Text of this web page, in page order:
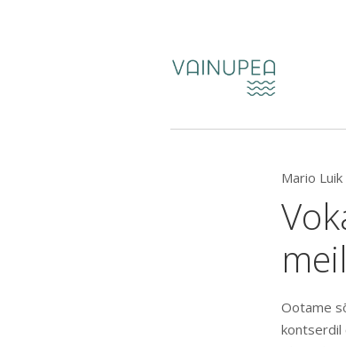
Mario Luik
Ootame
kontserdil